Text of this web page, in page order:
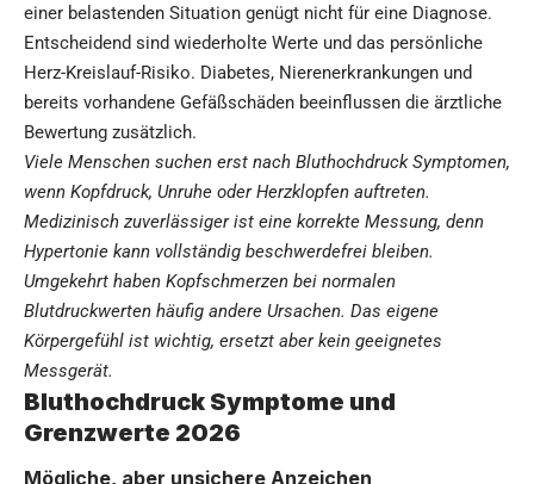
einer belastenden Situation genügt nicht für eine Diagnose.
Entscheidend sind wiederholte Werte und das persönliche
Herz-Kreislauf-Risiko. Diabetes, Nierenerkrankungen und
bereits vorhandene Gefäßschäden beeinflussen die ärztliche
Bewertung zusätzlich.
Viele Menschen suchen erst nach Bluthochdruck Symptomen,
wenn Kopfdruck, Unruhe oder Herzklopfen auftreten.
Medizinisch zuverlässiger ist eine korrekte Messung, denn
Hypertonie kann vollständig beschwerdefrei bleiben.
Umgekehrt haben Kopfschmerzen bei normalen
Blutdruckwerten häufig andere Ursachen. Das eigene
Körpergefühl ist wichtig, ersetzt aber kein geeignetes
Messgerät.
Bluthochdruck Symptome und
Grenzwerte 2026
Mögliche, aber unsichere Anzeichen